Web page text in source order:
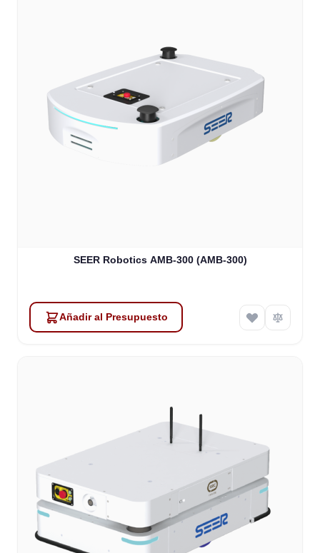
SEER Robotics AMB-300 (AMB-300)
Añadir al Presupuesto